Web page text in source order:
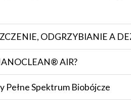
ODGRZYBIANIE A
AIR?
Pełne Spektrum Biobójcze